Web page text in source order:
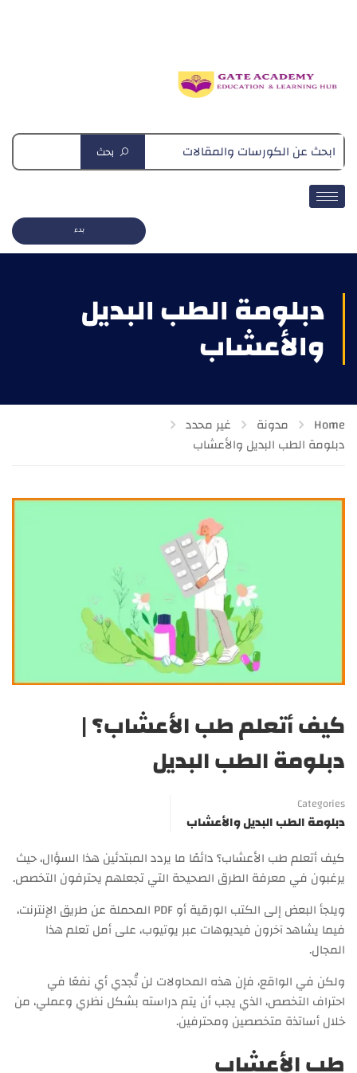
بحث
بدء
دبلومة الطب البديل
والأعشاب
Home مدونة
غير محدد
دبلومة الطب البديل والأعشاب
كيف أتعلم طب الأعشاب؟ |
دبلومة الطب البديل
Categories
دبلومة الطب البديل والأعشاب
كيف أتعلم طب الأعشاب؟ دائمًا ما يردد المبتدئين هذا السؤال، حيث
يرغبون في معرفة الطرق الصحيحة التي تجعلهم يحترفون التخصص.
ويلجأ البعض إلى الكتب الورقية أو PDF المحملة عن طريق الإنترنت،
فيما يشاهد آخرون فيديوهات عبر يوتيوب، على أمل تعلم هذا
المجال.
ولكن في الواقع، فإن هذه المحاولات لن تُجدي أي نفعًا في
احتراف التخصص، الذي يجب أن يتم دراسته بشكل نظري وعملي، من
خلال أساتذة متخصصين ومحترفين.